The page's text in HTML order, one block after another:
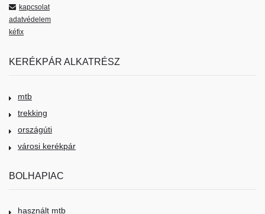
kapcsolat
adatvédelem
kéfix
KERÉKPÁR ALKATRÉSZ
mtb
trekking
országúti
városi kerékpár
BOLHAPIAC
használt mtb